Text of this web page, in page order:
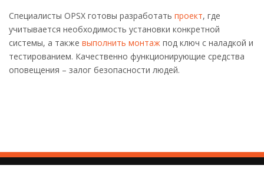
Специалисты OPSX готовы разработать проект, где
учитывается необходимость установки конкретной
системы, а также выполнить монтаж под ключ с наладкой и
тестированием. Качественно функционирующие средства
оповещения – залог безопасности людей.
© Все права защищены. OPSX.RU - 2026
+7 (926) 377-32-77